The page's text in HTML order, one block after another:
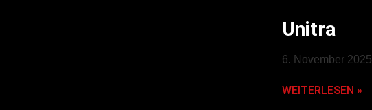
Unitra
6. November 2025
WEITERLESEN »